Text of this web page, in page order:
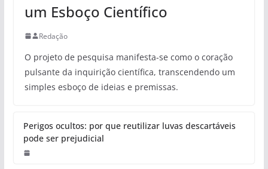
um Esboço Científico
Redação
O projeto de pesquisa manifesta-se como o coração
pulsante da inquirição científica, transcendendo um
simples esboço de ideias e premissas.
Perigos ocultos: por que reutilizar luvas descartáveis
pode ser prejudicial